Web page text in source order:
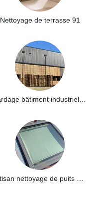
Nettoyage de terrasse 91